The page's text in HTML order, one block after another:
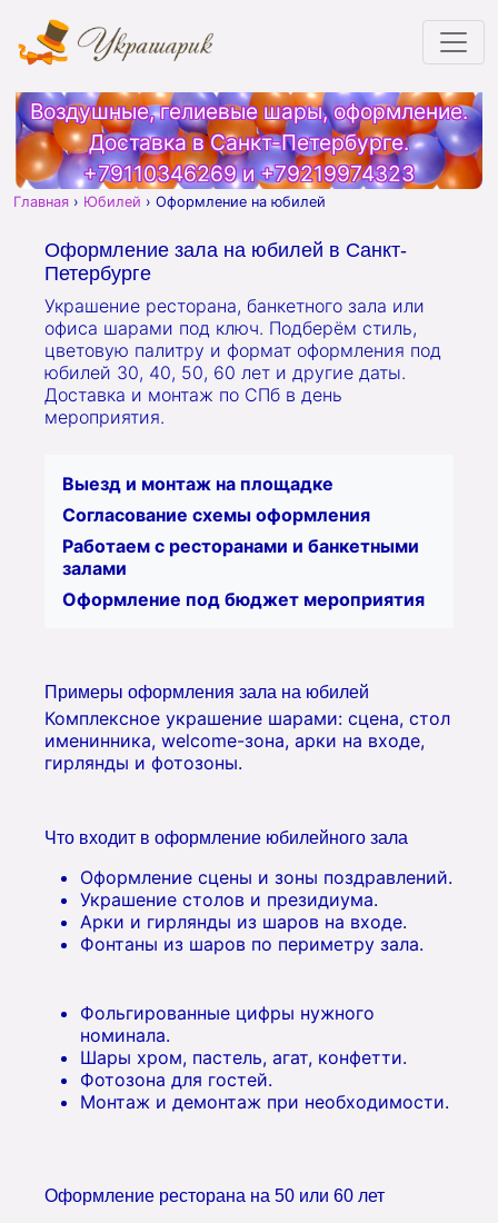
Воздушные, гелиевые шары, оформление.
Доставка в Санкт-Петербурге.
+79110346269и+79219974323
Главная › Юбилей › Оформление на юбилей
Оформление зала на юбилей в Санкт-
Петербурге
Украшение ресторана, банкетного зала или
офиса шарами под ключ. Подберём стиль,
цветовую палитру и формат оформления под
юбилей 30, 40, 50, 60 лет и другие даты.
Доставка и монтаж по СПб в день
мероприятия.
Выезд и монтаж на площадке
Согласование схемы оформления
Работаем с ресторанами и банкетными
залами
Оформление под бюджет мероприятия
Примеры оформления зала на юбилей
Комплексное украшение шарами: сцена, стол
именинника, welcome-зона, арки на входе,
гирлянды и фотозоны.
Что входит в оформление юбилейного зала
Оформление сцены и зоны поздравлений.
Украшение столов и президиума.
Арки и гирлянды из шаров на входе.
Фонтаны из шаров по периметру зала.
Фольгированные цифры нужного
номинала.
Шары хром, пастель, агат, конфетти.
Фотозона для гостей.
Монтаж и демонтаж при необходимости.
Оформление ресторана на 50 или 60 лет